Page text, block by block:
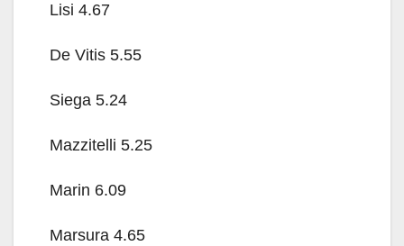
Lisi 4.67
De Vitis 5.55
Siega 5.24
Mazzitelli 5.25
Marin 6.09
Marsura 4.65